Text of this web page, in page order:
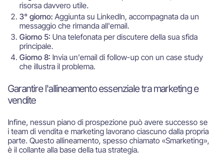
risorsa davvero utile.
3° giorno: Aggiunta su LinkedIn, accompagnata da un
messaggio che rimanda all'email.
Giorno 5: Una telefonata per discutere della sua sfida
principale.
Giorno 8: Invia un'email di follow-up con un case study
che illustra il problema.
Garantire l'allineamento essenziale tra marketing e
vendite
Infine, nessun piano di prospezione può avere successo se
i team di vendita e marketing lavorano ciascuno dalla propria
parte. Questo allineamento, spesso chiamato «Smarketing»,
è il collante alla base della tua strategia.